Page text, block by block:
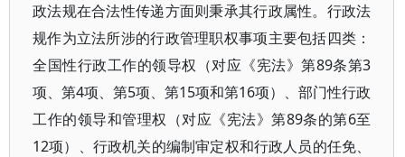
政法规在合法性传递方面则秉承其行政属性。行政法
规作为立法所涉的行政管理职权事项主要包括四类：
全国性行政工作的领导权（对应《宪法》第89条第3
项、第4项、第5项、第15项和第16项）、部门性行政
工作的领导和管理权（对应《宪法》第89条的第6至
12项）、行政机关的编制审定权和行政人员的任免、